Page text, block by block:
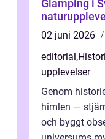
Glamping i
02 juni 2026
editorial,
upplevelser
Genom
himlen —
och byggt